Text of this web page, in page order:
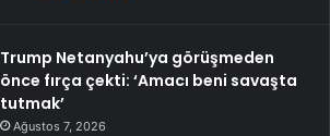
Trump Netanyahu’ya görüşmeden
önce fırça çekti: ‘Amacı beni savaşta
tutmak’
Ağustos 7, 2026